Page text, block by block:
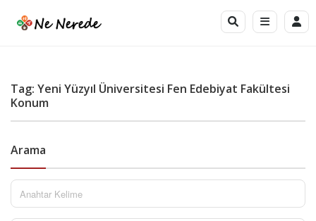
Tag: Yeni Yüzyıl Üniversitesi Fen Edebiyat Fakültesi
Konum
Arama